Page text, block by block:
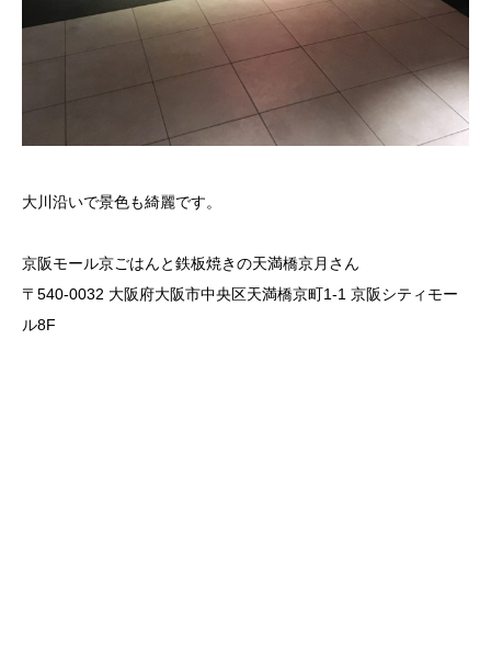
大川沿いで景色も綺麗です。
京阪モール京ごはんと鉄板焼きの天満橋京月さん
〒540-0032 大阪府大阪市中央区天満橋京町1-1 京阪シティモー
ル8F